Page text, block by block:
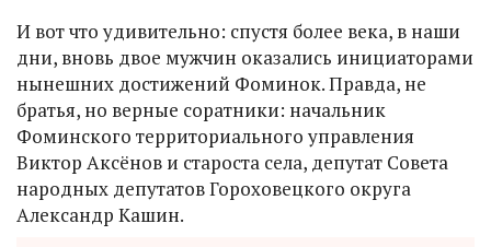
И вот что удивительно: спустя более века, в наши
дни, вновь двое мужчин оказались инициаторами
нынешних достижений Фоминок. Правда, не
братья, но верные соратники: начальник
Фоминского территориального управления
Виктор Аксёнов и староста села, депутат Совета
народных депутатов Гороховецкого округа
Александр Кашин.